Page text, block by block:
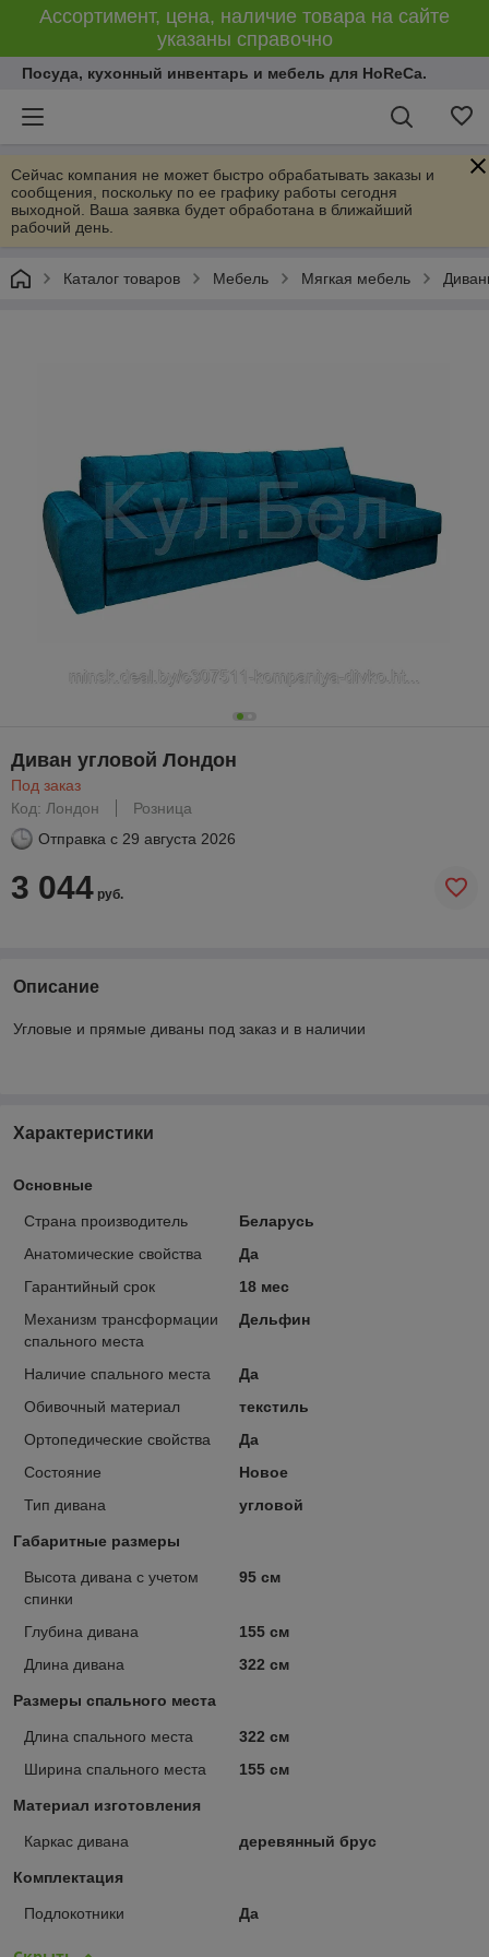
Ассортимент, цена, наличие товара на сайте
указаны справочно
Посуда, кухонный инвентарь и мебель для HoReCa.
Сейчас компания не может быстро обрабатывать заказы и
сообщения, поскольку по ее графику работы сегодня
выходной. Ваша заявка будет обработана в ближайший
рабочий день.
Каталог товаров Мебель Мягкая мебель
Диван угловой Лондон
Под заказ
Код: Лондон
Розница
Отправка с 29 августа 2026
3 044 руб.
Описание
Угловые и прямые диваны под заказ и в наличии
Характеристики
Основные
Страна производитель
Беларусь
Анатомические свойства
Да
Гарантийный срок
18 мес
Механизм трансформации
спального места
Дельфин
Наличие спального места
Да
Обивочный материал
текстиль
Ортопедические свойства
Да
Состояние
Новое
Тип дивана
угловой
Габаритные размеры
Высота дивана с учетом
спинки
95 см
Глубина дивана
155 см
Длина дивана
322 см
Размеры спального места
Длина спального места
322 см
Ширина спального места
155 см
Материал изготовления
Каркас дивана деревянный брус
Комплектация
Подлокотники Да